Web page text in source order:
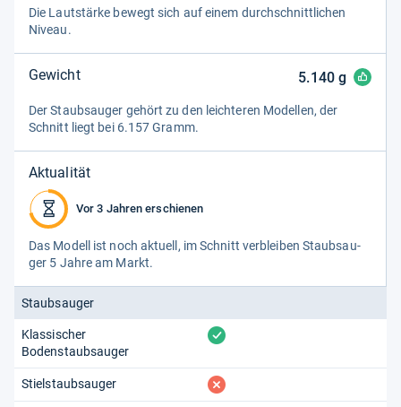
Die Laut­stärke bewegt sich auf einem durch­schnitt­li­chen
Niveau.
Gewicht 5.140g
Der Staub­sau­ger gehört zu den leich­teren Model­len, der
Schnitt liegt bei 6.157 Gramm.
Aktualität
Vor 3 Jahren erschienen
Das Modell ist noch aktu­ell, im Schnitt ver­blei­ben Staub­sau­
ger 5 Jahre am Markt.
Staubsauger
Klassischer
Bodenstaubsauger
vorhanden
Stielstaubsauger fehlt